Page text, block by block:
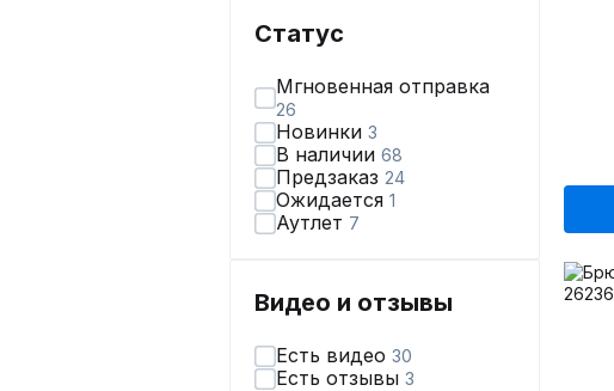
Статус
Мгновенная отправка
26
Новинки 3
В наличии 68
Предзаказ 24
Ожидается 1
Аутлет 7
Видео и отзывы
Есть видео 30
Есть отзывы 3